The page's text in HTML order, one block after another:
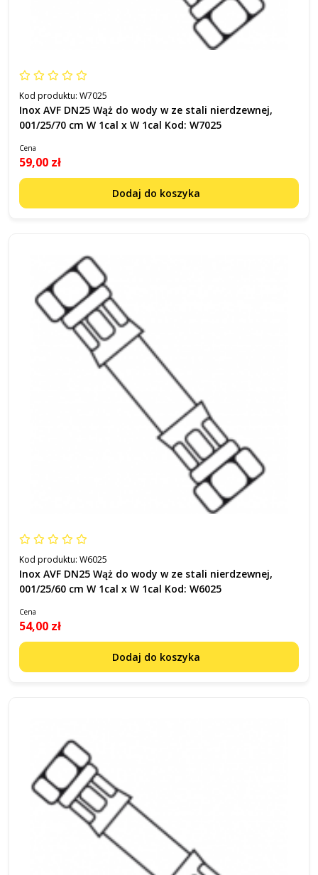
Kod produktu: W7025
Inox AVF DN25 Wąż do wody w ze stali nierdzewnej,
001/25/70 cm W 1cal x W 1cal Kod: W7025
Cena
59,00 zł
Dodaj do koszyka
Kod produktu: W6025
Inox AVF DN25 Wąż do wody w ze stali nierdzewnej,
001/25/60 cm W 1cal x W 1cal Kod: W6025
Cena
54,00 zł
Dodaj do koszyka